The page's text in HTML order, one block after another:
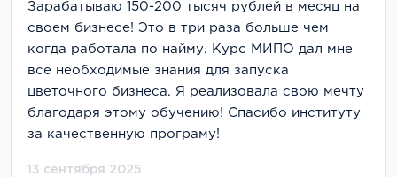
Зарабатываю 150-200 тысяч рублей в месяц на
своем бизнесе! Это в три раза больше чем
когда работала по найму. Курс МИПО дал мне
все необходимые знания для запуска
цветочного бизнеса. Я реализовала свою мечту
благодаря этому обучению! Спасибо институту
за качественную програму!
13 сентября 2025